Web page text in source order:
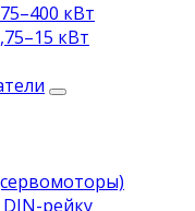
кВт
кВт
рейку